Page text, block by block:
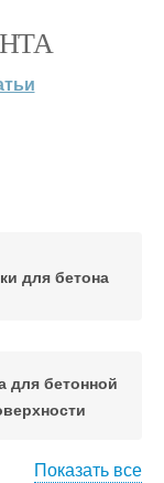
для бетона
для бетонной
Показать все